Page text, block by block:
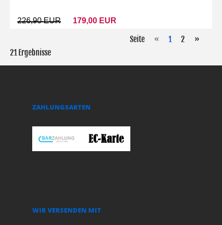
226,90 EUR 179,00 EUR
Seite « 1 2
»
21 Ergebnisse
ZAHLUNGSARTEN
WIR VERSENDEN MIT